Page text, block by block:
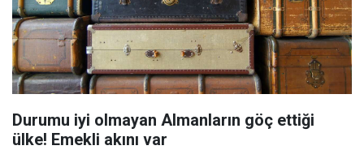
Durumu iyi olmayan Almanların göç ettiği
ülke! Emekli akını var